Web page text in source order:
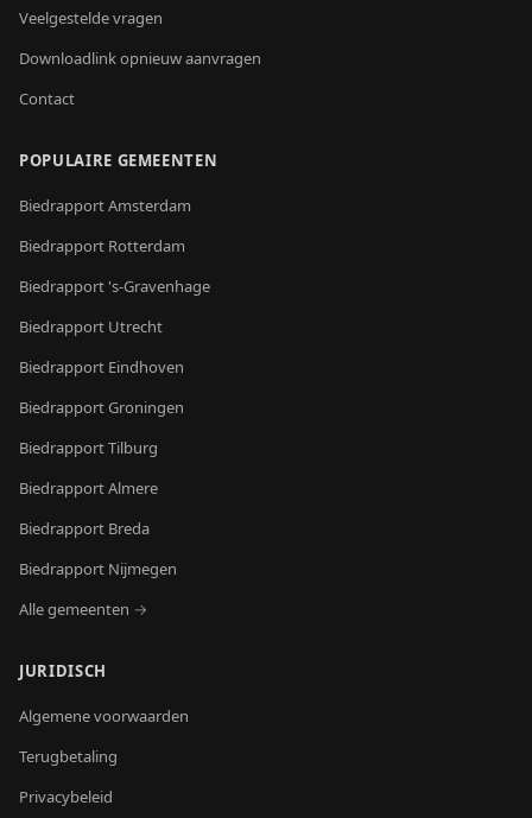
Veelgestelde vragen
Downloadlink opnieuw aanvragen
Contact
POPULAIRE GEMEENTEN
BiedrapportAmsterdam
Biedrapport Rotterdam
Biedrapport 's-Gravenhage
Biedrapport Utrecht
Biedrapport Eindhoven
BiedrapportGroningen
BiedrapportTilburg
BiedrapportAlmere
Biedrapport Breda
Biedrapport Nijmegen
Alle gemeenten →
JURIDISCH
Algemene voorwaarden
Terugbetaling
Privacybeleid